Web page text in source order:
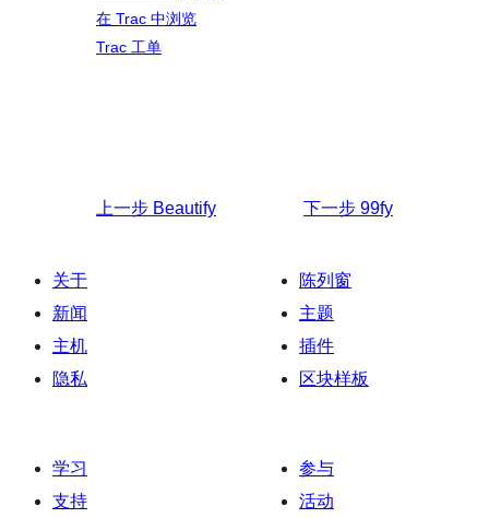
在 Trac 中浏览
Trac 工单
上一步 Beautify 下一步 99fy
关于
新闻
主机
隐私
陈列窗
主题
插件
区块样板
学习
支持
参与
活动